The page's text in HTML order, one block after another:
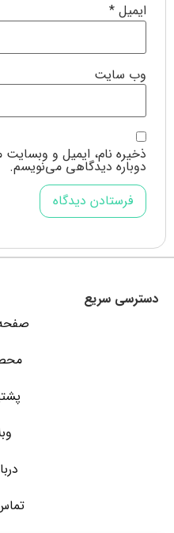
ایمیل *
وب‌ سایت
ذخیره نام، ایمیل و وبسایت
دوباره دیدگاهی می‌نویسم.
دسترسی سریع